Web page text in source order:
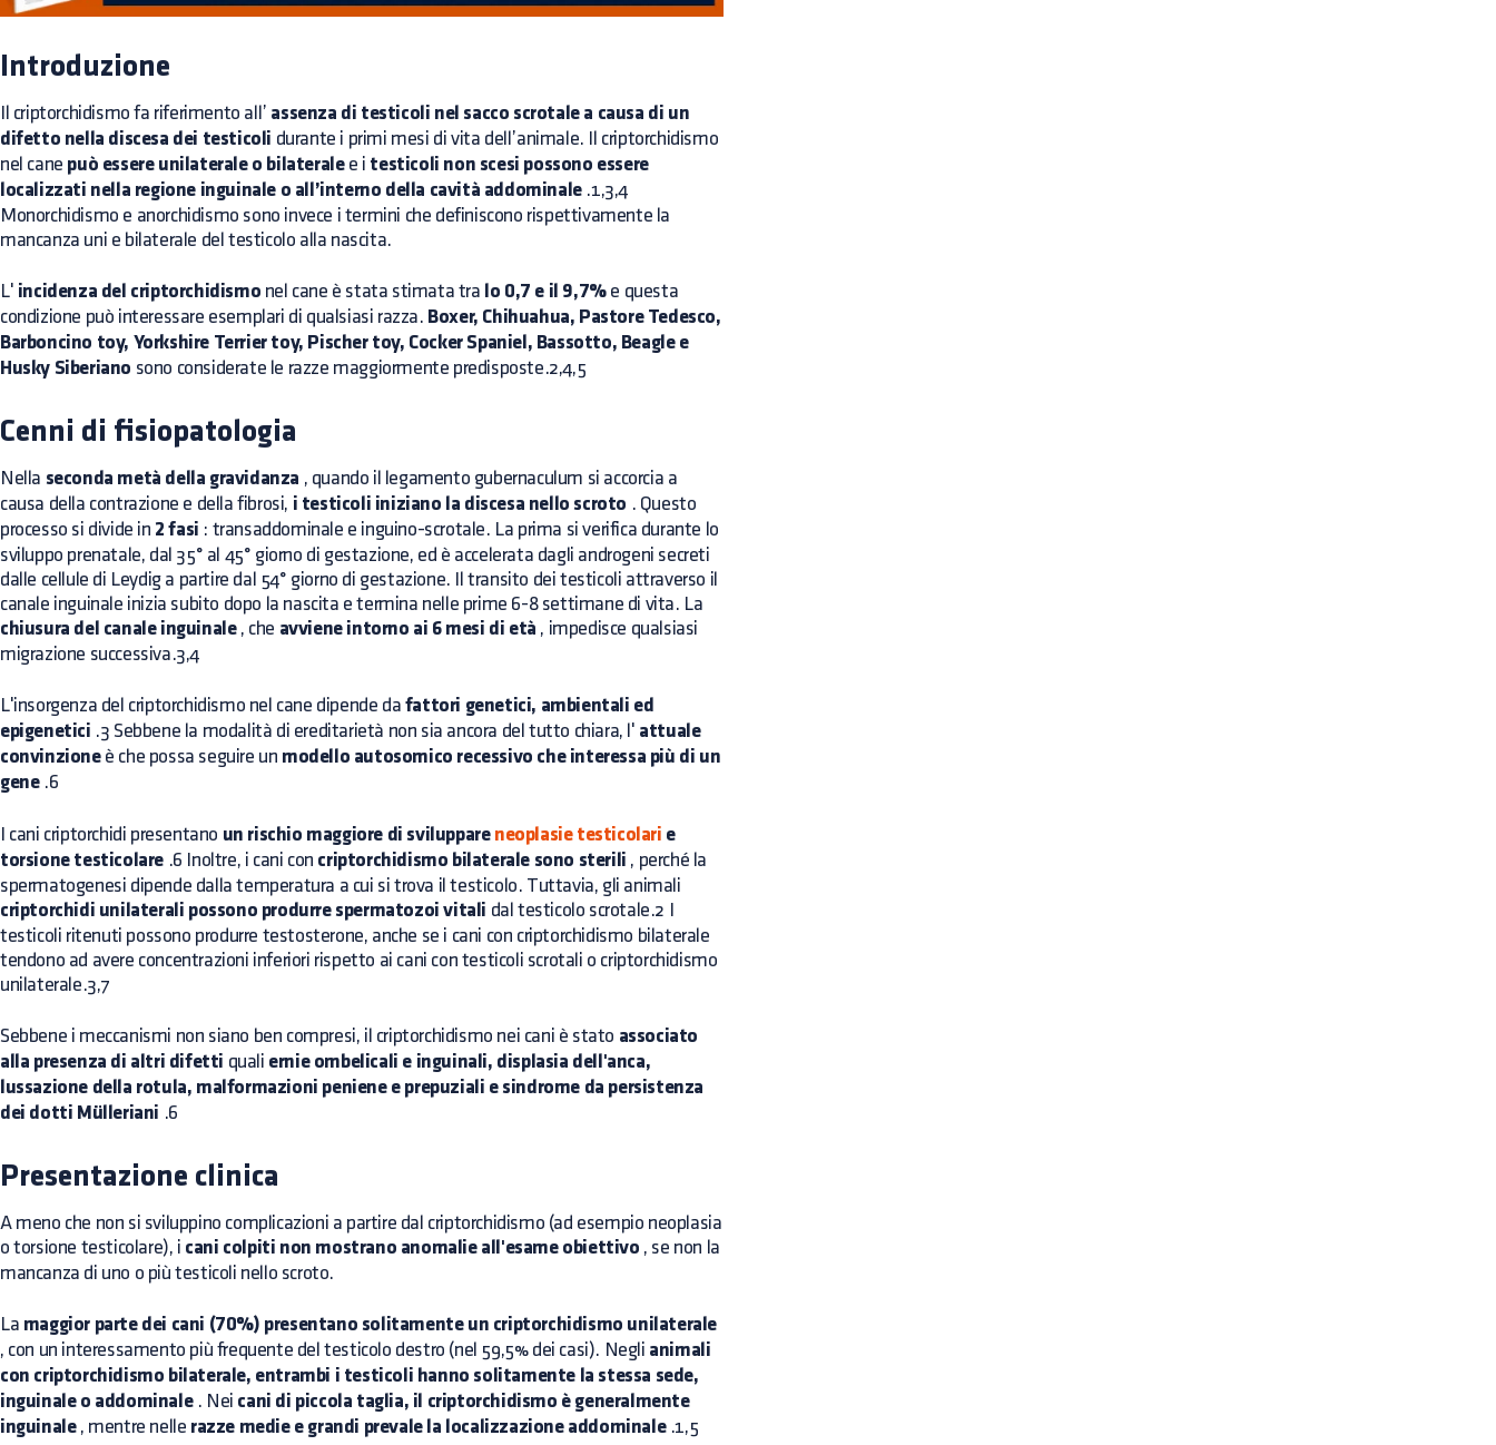
Introduzione
Il criptorchidismo fa riferimento all’ assenza di testicoli nel sacco scrotale a causa di un
difetto nella discesa dei testicoli durante i primi mesi di vita dell’animale. Il criptorchidismo
nel cane può essere unilaterale o bilateralee i testicoli non scesi possono essere
localizzati nella regione inguinale o all’interno della cavità addominale.1,3,4
Monorchidismo e anorchidismo sono invece i termini che definiscono rispettivamente la
mancanza uni e bilaterale del testicolo alla nascita.
L' incidenza del criptorchidismo nel cane è stata stimata tra lo 0,7 e il 9,7%e questa
condizione può interessare esemplari di qualsiasi razza. Boxer, Chihuahua, Pastore Tedesco,
Barboncino toy, Yorkshire Terrier toy, Pischer toy, Cocker Spaniel, Bassotto, Beagle e
Husky Siberiano sono considerate le razze maggiormente predisposte.2,4,5
Cenni di fisiopatologia
Nella seconda metà della gravidanza , quando il legamento gubernaculum si accorcia a
causa della contrazione e della fibrosi, i testicoli iniziano la discesa nello scroto . Questo
processo si divide in 2 fasi : transaddominale e inguino-scrotale. La prima si verifica durante lo
sviluppo prenatale, dal 35° al 45° giorno di gestazione, ed è accelerata dagli androgeni secreti
dalle cellule di Leydig a partire dal 54° giorno di gestazione. Il transito dei testicoli attraverso il
canale inguinale inizia subito dopo la nascita e termina nelle prime 6-8 settimane di vita. La
chiusura del canale inguinale, che avviene intorno ai 6 mesi di età , impedisce qualsiasi
migrazione successiva.3,4
L'insorgenza del criptorchidismo nel cane dipende da fattori genetici, ambientali ed
epigenetici .3 Sebbene la modalità di ereditarietà non sia ancora del tutto chiara, l' attuale
convinzioneè che possa seguire un modello autosomico recessivo che interessa più di un
gene.6
I cani criptorchidi presentano un rischio maggiore di sviluppareneoplasie testicolari e
torsione testicolare .6 Inoltre, i cani con criptorchidismo bilaterale sono sterili , perché la
spermatogenesi dipende dalla temperatura a cui si trova il testicolo. Tuttavia, gli animali
criptorchidi unilaterali possono produrre spermatozoi vitali dal testicolo scrotale.2 I
testicoli ritenuti possono produrre testosterone, anche se i cani con criptorchidismo bilaterale
tendono ad avere concentrazioni inferiori rispetto ai cani con testicoli scrotali o criptorchidismo
unilaterale.3,7
Sebbene i meccanismi non siano ben compresi, il criptorchidismo nei cani è stato associato
alla presenza di altri difetti quali ernie ombelicali e inguinali, displasia dell'anca,
lussazione della rotula, malformazioni peniene e prepuziali e sindrome da persistenza
dei dotti Mülleriani .6
Presentazione clinica
A meno che non si sviluppino complicazioni a partire dal criptorchidismo (ad esempio neoplasia
o torsione testicolare), i cani colpiti non mostrano anomalie all'esame obiettivo , se non la
mancanza di uno o più testicoli nello scroto.
La maggior parte dei cani (70%) presentano solitamente un criptorchidismo unilaterale
, con un interessamento più frequente del testicolo destro (nel 59,5% dei casi). Negli animali
con criptorchidismo bilaterale, entrambi i testicoli hanno solitamente la stessa sede,
inguinale o addominale. Nei cani di piccola taglia, il criptorchidismo è generalmente
inguinale, mentre nelle razze medie e grandi prevale la localizzazione addominale.1,5